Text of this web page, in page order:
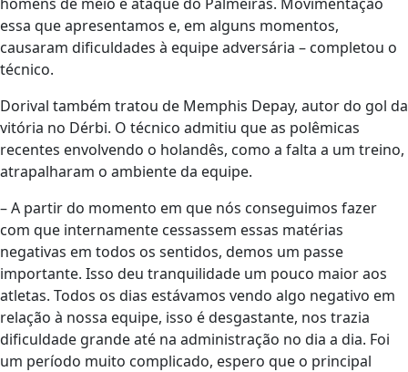
essa que apresentamos e, em alguns momentos,
causaram dificuldades à equipe adversária – completou o
técnico.
Dorival também tratou de Memphis Depay, autor do gol da
vitória no Dérbi. O técnico admitiu que as polêmicas
recentes envolvendo o holandês, como a falta a um treino,
atrapalharam o ambiente da equipe.
– A partir do momento em que nós conseguimos fazer
com que internamente cessassem essas matérias
negativas em todos os sentidos, demos um passe
importante. Isso deu tranquilidade um pouco maior aos
atletas. Todos os dias estávamos vendo algo negativo em
relação à nossa equipe, isso é desgastante, nos trazia
dificuldade grande até na administração no dia a dia. Foi
um período muito complicado, espero que o principal